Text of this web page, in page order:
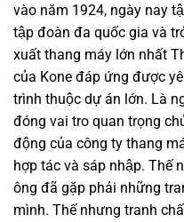
vào năm 1924, ngày nay
tập đoàn đa quốc gia và
xuất thang máy lớn nhất
của Kone đáp ứng được
trình thuộc dự án lớn. Là
đóng vai tro quan trọng
động của công ty thang
hợp tác và sáp nhập. Thế
ông đã gặp phải những
mình. Thế nhưng tranh